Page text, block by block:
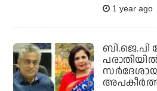
1 year ago
ബി.ജെ.പി